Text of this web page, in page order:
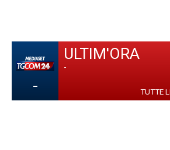
-
ULTIM'ORA
-
TUTTE